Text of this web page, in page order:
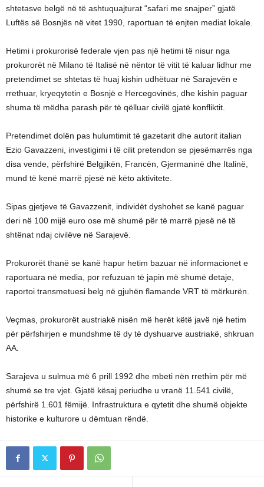
shtetasve belgë në të ashtuquajturat “safari me snajper” gjatë
Luftës së Bosnjës në vitet 1990, raportuan të enjten mediat lokale.
Hetimi i prokurorisë federale vjen pas një hetimi të nisur nga
prokurorët në Milano të Italisë në nëntor të vitit të kaluar lidhur me
pretendimet se shtetas të huaj kishin udhëtuar në Sarajevën e
rrethuar, kryeqytetin e Bosnjë e Hercegovinës, dhe kishin paguar
shuma të mëdha parash për të qëlluar civilë gjatë konfliktit.
Pretendimet dolën pas hulumtimit të gazetarit dhe autorit italian
Ezio Gavazzeni, investigimi i të cilit pretendon se pjesëmarrës nga
disa vende, përfshirë Belgjikën, Francën, Gjermaninë dhe Italinë,
mund të kenë marrë pjesë në këto aktivitete.
Sipas gjetjeve të Gavazzenit, individët dyshohet se kanë paguar
deri në 100 mijë euro ose më shumë për të marrë pjesë në të
shtënat ndaj civilëve në Sarajevë.
Prokurorët thanë se kanë hapur hetim bazuar në informacionet e
raportuara në media, por refuzuan të japin më shumë detaje,
raportoi transmetuesi belg në gjuhën flamande VRT të mërkurën.
Veçmas, prokurorët austriakë nisën më herët këtë javë një hetim
për përfshirjen e mundshme të dy të dyshuarve austriakë, shkruan
AA.
Sarajeva u sulmua më 6 prill 1992 dhe mbeti nën rrethim për më
shumë se tre vjet. Gjatë kësaj periudhe u vranë 11.541 civilë,
përfshirë 1.601 fëmijë. Infrastruktura e qytetit dhe shumë objekte
historike e kulturore u dëmtuan rëndë.